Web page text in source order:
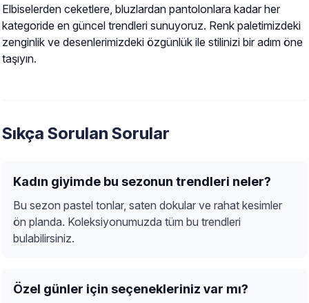
Elbiselerden ceketlere, bluzlardan pantolonlara kadar her
kategoride en güncel trendleri sunuyoruz. Renk paletimizdeki
zenginlik ve desenlerimizdeki özgünlük ile stilinizi bir adım öne
taşıyın.
Sıkça Sorulan Sorular
Kadın giyimde bu sezonun trendleri neler?
Bu sezon pastel tonlar, saten dokular ve rahat kesimler
ön planda. Koleksiyonumuzda tüm bu trendleri
bulabilirsiniz.
Özel günler için seçenekleriniz var mı?